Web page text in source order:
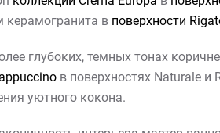
керамогранита в поверхности
глубоких, темных тонах
в поверхностях Naturale и
уютного кокона.